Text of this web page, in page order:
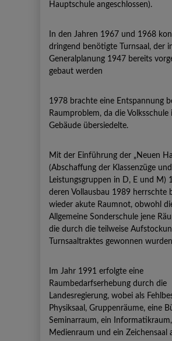
Hauptschule angeschlossen).
In den Jahren 1967 und 1968
dringend benötigte Turnsaal, der
Generalplanung 1947 bereits
gebaut werden
1978 brachte eine Entspannung
Raumproblem, da die Volksschule
Gebäude übersiedelte.
Mit der Einführung der „Neuen
(Abschaffung der Klassenzüge und
Leistungsgruppen in D, E und M)
deren Vollausbau 1989 herrschte
wieder akute Raumnot, obwohl
Allgemeine Sonderschule jene
die durch die teilweise
Turnsaaltraktes gewonnen
Im Jahr 1991 erfolgte eine
Raumbedarfserhebung durch die
Landesregierung, wobei als
Physiksaal, Gruppenräume, eine
Seminarraum, ein
Medienraum und ein Zeichensaal